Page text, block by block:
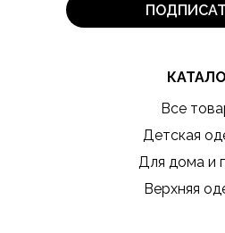
Детская
Для дома и
Верхняя
Все